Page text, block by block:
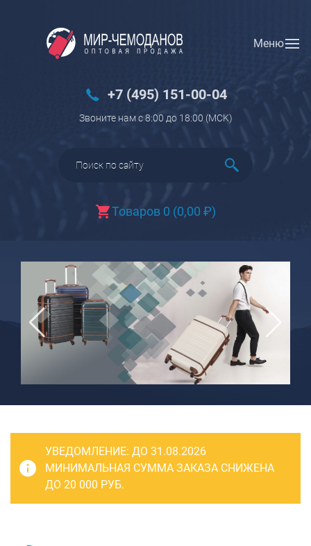
Меню
+7 (495) 151-00-04
Звоните нам с 8:00 до 18:00 (МCK)
Товаров 0 (0,00 ₽)
Вход Регистрация
Багаж
Чемоданы
Чемоданы детские
Пилоты на колесах
чемоданов
Бьюти-кейсы
САКВОЯЖИ
РАСПРОДАЖА
Сумки
Сумки колесные
Сумки спортивные
Сумки деловые
Сумки поясные
Сумки пляжные
УВЕДОМЛЕНИЕ: ДО 31.08.2026
МИНИМАЛЬНАЯ СУММА ЗАКАЗА СНИЖЕНА
ДО 20 000 РУБ.